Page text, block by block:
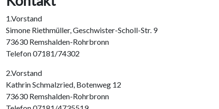
1.Vorstand
Simone Riethmüller, Geschwister-Scholl-Str. 9
73630 Remshalden-Rohrbronn
Telefon 07181/74302
2.Vorstand
Kathrin Schmalzried, Botenweg 12
73630 Remshalden-Rohrbronn